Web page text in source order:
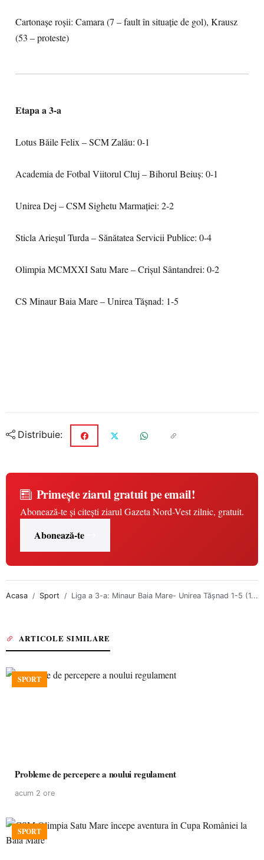
Cartonașe roșii: Camara (7 – fault în situație de gol), Krausz
(53 – proteste)
Etapa a 3-a
Lotus Băile Felix – SCM Zalău: 0-1
Academia de Fotbal Viitorul Cluj – Bihorul Beiuș: 0-1
Unirea Dej – CSM Sighetu Marmației: 2-2
Sticla Arieșul Turda – Sănătatea Servicii Publice: 0-4
Olimpia MCMXXI Satu Mare – Crişul Sântandrei: 0-2
CS Minaur Baia Mare – Unirea Tășnad: 1-5
Distribuie:
Primește ziarul gratuit pe email!
Abonează-te și citești ziarul Gazeta Nord-Vest zilnic, gratuit.
Abonează-te
Acasa Sport Liga a 3-a: Minaur Baia Mare- Unirea Tășnad 1-5 (1...
ARTICOLE SIMILARE
SPORT
Probleme de percepere a noului regulament
acum 2 ore
SPORT